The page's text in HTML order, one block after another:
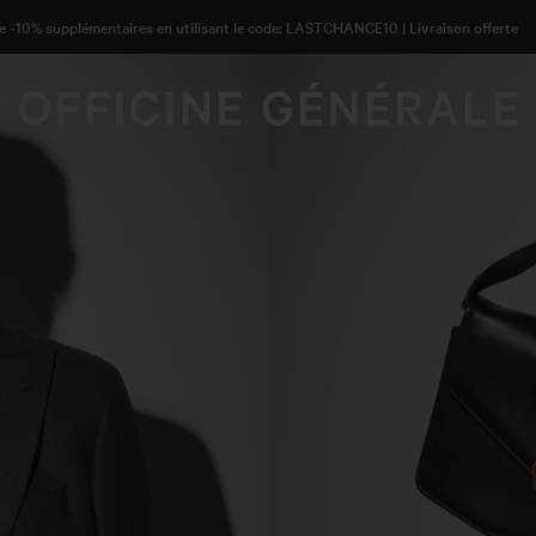
-10% supplémentaires en utilisant le code: LASTCHANCE10 | Livraison offerte